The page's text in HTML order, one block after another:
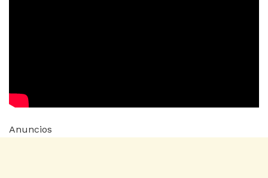
Anuncios